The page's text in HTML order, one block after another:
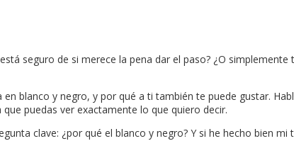
seguro de si merece la pena dar el paso? ¿O
blanco y negro, y por qué a ti también te puede gustar.
puedas ver exactamente lo que quiero decir.
clave: ¿por qué el blanco y negro? Y si he hecho bien